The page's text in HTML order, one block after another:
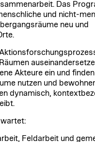
Das
und nicht-
neu und
Akteure ein und
nutzen und
dynamisch,
Feldarbeit und